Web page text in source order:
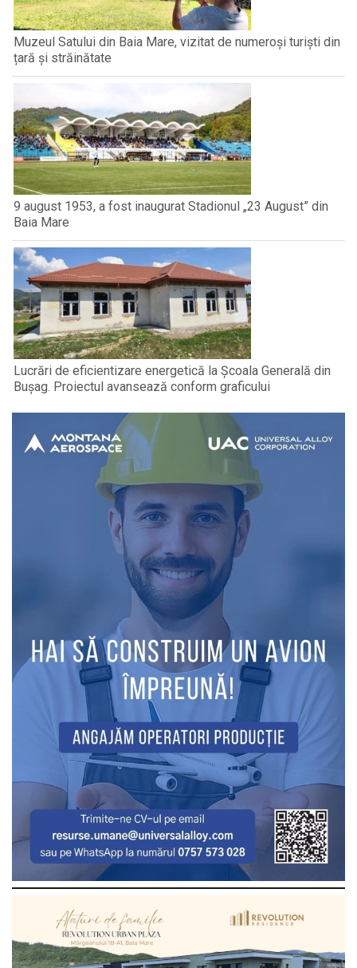
Muzeul Satului din Baia Mare, vizitat de numeroși turiști din
țară și străinătate
9 august 1953, a fost inaugurat Stadionul „23 August” din
Baia Mare
Lucrări de eficientizare energetică la Școala Generală din
Bușag. Proiectul avansează conform graficului